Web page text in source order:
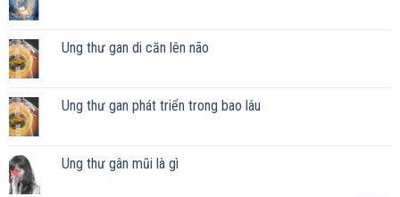
Ung thư gan di căn lên não
Ung thư gan phát triển trong bao lâu
Ung thư gân mũi là gì